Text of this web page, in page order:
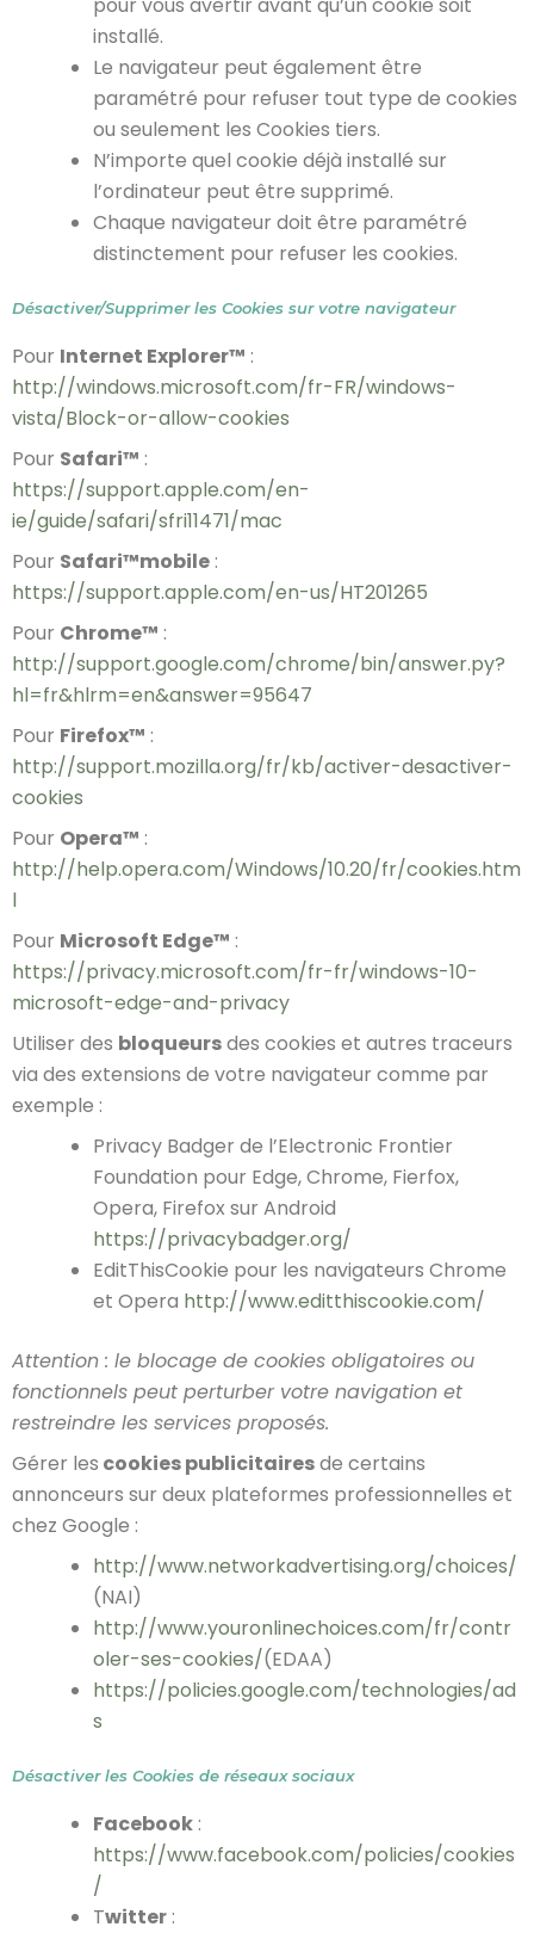
installé.
Le navigateur peut également être
paramétré pour refuser tout type de cookies
ou seulement les Cookies tiers.
N’importe quel cookie déjà installé sur
l’ordinateur peut être supprimé.
Chaque navigateur doit être paramétré
distinctement pour refuser les cookies.
Désactiver/Supprimer les Cookies sur votre navigateur
Pour Internet Explorer™ :
http://windows.microsoft.com/fr-FR/windows-
vista/Block-or-allow-cookies
Pour Safari™ :
https://support.apple.com/en-
ie/guide/safari/sfri11471/mac
Pour Safari™mobile :
https://support.apple.com/en-us/HT201265
Pour Chrome™ :
http://support.google.com/chrome/bin/answer.py?
hl=fr&hlrm=en&answer=95647
Pour Firefox™ :
http://support.mozilla.org/fr/kb/activer-desactiver-
cookies
Pour Opera™ :
http://help.opera.com/Windows/10.20/fr/cookies.htm
l
Pour Microsoft Edge™ :
https://privacy.microsoft.com/fr-fr/windows-10-
microsoft-edge-and-privacy
Utiliser des bloqueursdes cookies et autres traceurs
via des extensions de votre navigateur comme par
exemple :
Privacy Badger de l’Electronic Frontier
Foundation pour Edge, Chrome, Fierfox,
Opera, Firefox sur Android
https://privacybadger.org/
EditThisCookie pour les navigateurs Chrome
et Opera http://www.editthiscookie.com/
Attention : le blocage de cookies obligatoires ou
fonctionnels peut perturber votre navigation et
restreindre les services proposés.
Gérer les cookies publicitairesde certains
annonceurs sur deux plateformes professionnelles et
chez Google :
http://www.networkadvertising.org/choices/
(NAI)
http://www.youronlinechoices.com/fr/contr
oler-ses-cookies/(EDAA)
https://policies.google.com/technologies/ad
s
Désactiver les Cookies de réseaux sociaux
Facebook :
https://www.facebook.com/policies/cookies
/
Twitter :